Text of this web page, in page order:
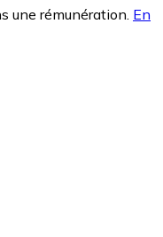
une rémunération. En